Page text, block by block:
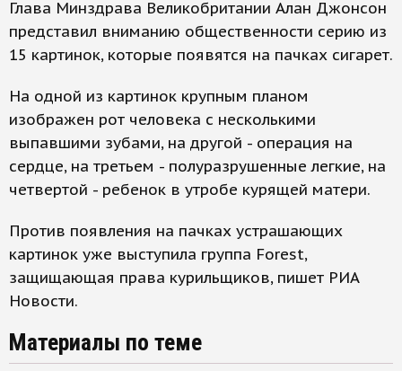
Глава Минздрава Великобритании Алан Джонсон
представил вниманию общественности серию из
15 картинок, которые появятся на пачках сигарет.
На одной из картинок крупным планом
изображен рот человека с несколькими
выпавшими зубами, на другой - операция на
сердце, на третьем - полуразрушенные легкие, на
четвертой - ребенок в утробе курящей матери.
Против появления на пачках устрашающих
картинок уже выступила группа Forest,
защищающая права курильщиков, пишет РИА
Новости.
Материалы по теме